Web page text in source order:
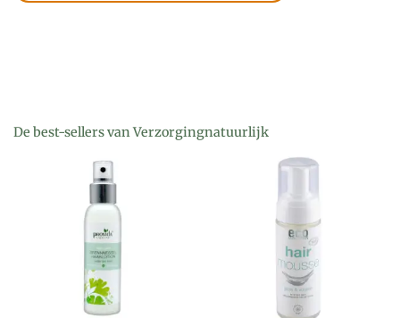
De best-sellers van Verzorgingnatuurlijk